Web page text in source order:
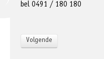
bel 0491 / 180 180